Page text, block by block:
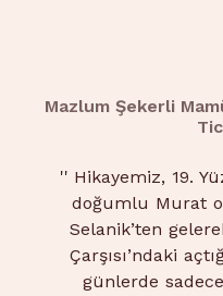
Mazlum Şekerli
'' Hikayemiz, 19.
doğumlu Murat
Selanik’ten
Çarşısı’ndaki
günlerde